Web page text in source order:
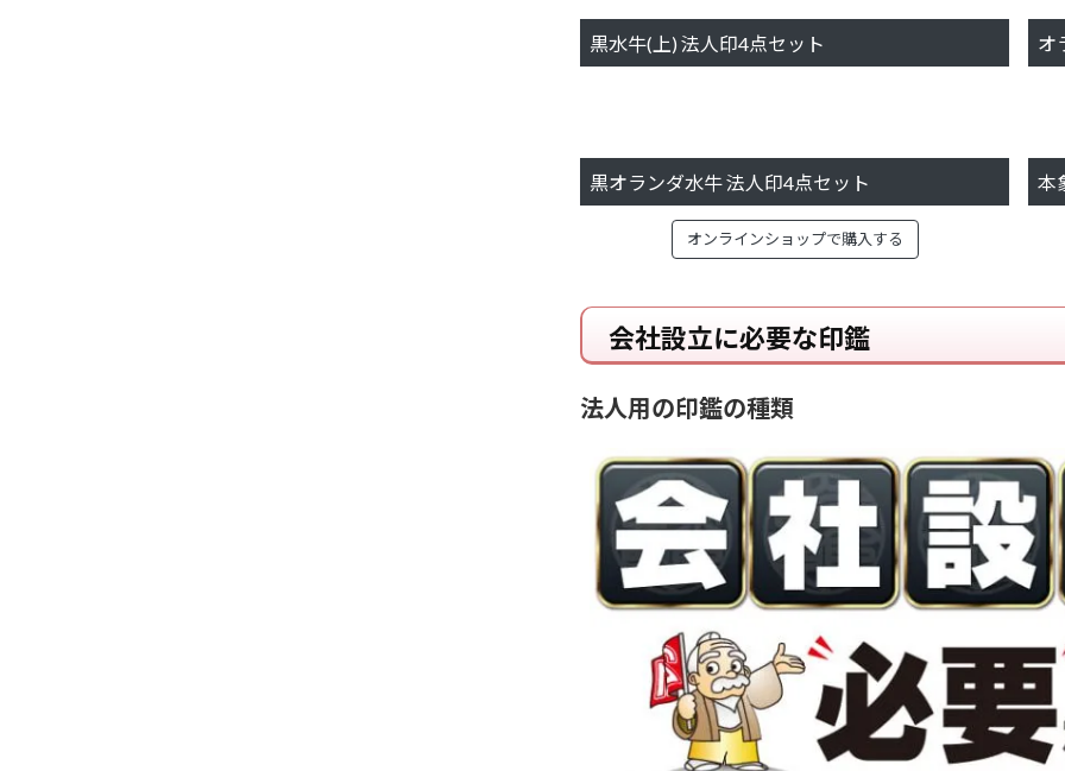
黒水牛(上) 法人印4点セット オ
黒オランダ水牛 法人印4点セット
オンラインショップで購入する
本
会社設立に必要な印鑑
法人用の印鑑の種類